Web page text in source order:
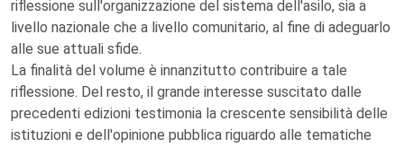
riflessione sull'organizzazione del sistema dell'asilo, sia a
livello nazionale che a livello comunitario, al fine di adeguarlo
alle sue attuali sfide.
La finalità del volume è innanzitutto contribuire a tale
riflessione. Del resto, il grande interesse suscitato dalle
precedenti edizioni testimonia la crescente sensibilità delle
istituzioni e dell'opinione pubblica riguardo alle tematiche